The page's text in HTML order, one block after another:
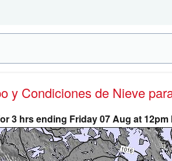
y Condiciones de Nieve
3 hrs ending Friday 07 Aug at 12pm